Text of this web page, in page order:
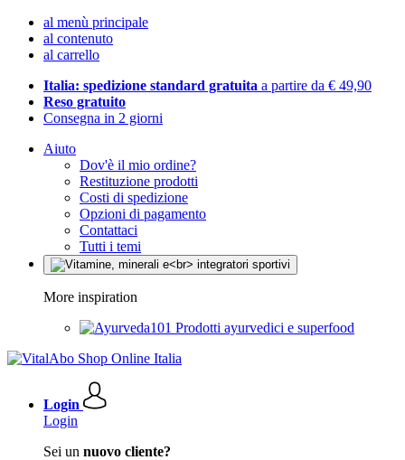
al menù principale
al contenuto
al carrello
Italia: spedizione standard gratuita a partire da € 49,90
Reso gratuito
Consegna in 2 giorni
Aiuto
Dov'è il mio ordine?
Restituzione prodotti
Costi di spedizione
Opzioni di pagamento
Contattaci
Tutti i temi
More inspiration
Prodotti ayurvedici e superfood
Login
Login
Sei un nuovo cliente?